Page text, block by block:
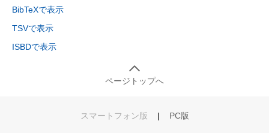
BibTeXで表示
TSVで表示
ISBDで表示
ページトップへ
スマートフォン版 | PC版